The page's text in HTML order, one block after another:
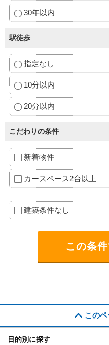
30年以内
駅徒歩
指定なし
10分以内
20分以内
こだわりの条件
新着物件
カースペース2台以上
建築条件なし
この
目的別に探す